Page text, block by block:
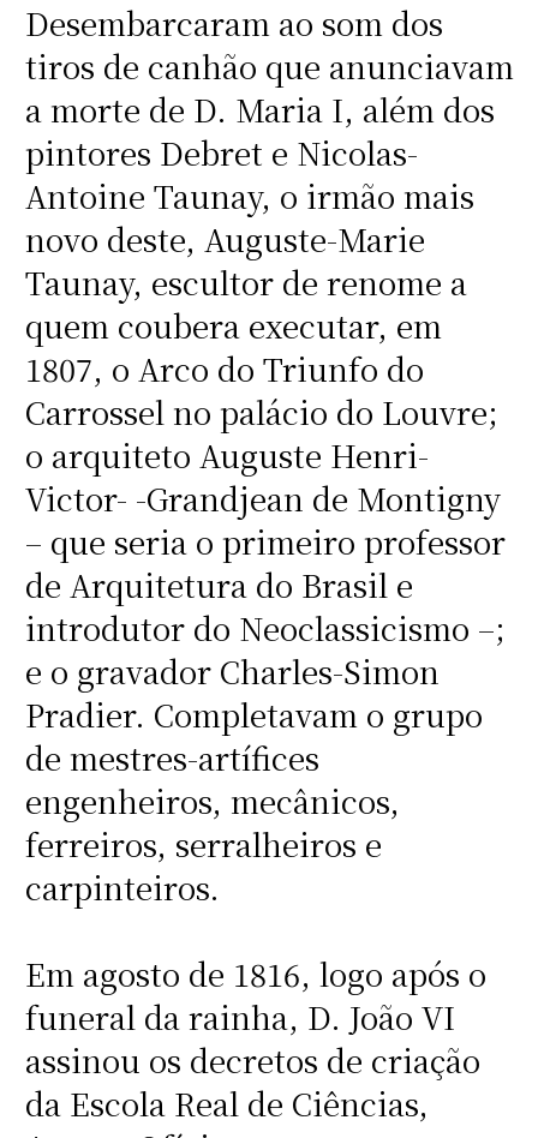
Desembarcaram ao som dos
tiros de canhão que anunciavam
a morte de D. Maria I, além dos
pintores Debret e Nicolas-
Antoine Taunay, o irmão mais
novo deste, Auguste-Marie
Taunay, escultor de renome a
quem coubera executar, em
1807, o Arco do Triunfo do
Carrossel no palácio do Louvre;
o arquiteto Auguste Henri-
Victor- -Grandjean de Montigny
– que seria o primeiro professor
de Arquitetura do Brasil e
introdutor do Neoclassicismo –;
e o gravador Charles-Simon
Pradier. Completavam o grupo
de mestres-artífices
engenheiros, mecânicos,
ferreiros, serralheiros e
carpinteiros.
Em agosto de 1816, logo após o
funeral da rainha, D. João VI
assinou os decretos de criação
da Escola Real de Ciências,